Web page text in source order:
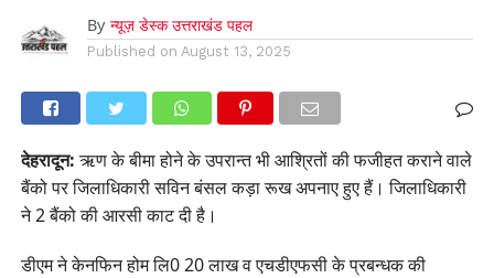
By न्यूज़ डेस्क उत्तराखंड पहल
Published on August 13, 2025
देहरादून:ऋण के बीमा होने के उपरान्त भी आश्रितों की फजीहत कराने वाले
बैंको पर जिलाधिकारी सविन बंसल कड़ा रूख अपनाए हुए हैं। जिलाधिकारी
ने 2 बैंको की आरसी काट दी है।
डीएम ने केनफिन होम लि0 20 लाख व एचडीएफसी के प्रबन्धक की